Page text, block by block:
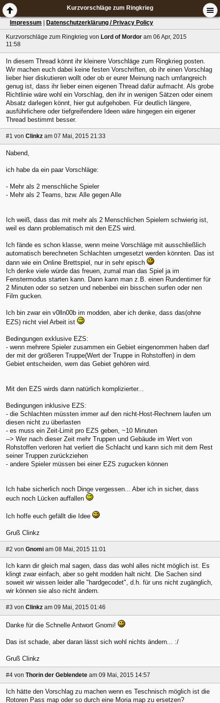
Kurzvorschläge zum Ringkrieg
Impressum Datenschutzerklärung / Privacy Policy
Kurzvorschläge zum Ringkrieg von Lord of Mordor am 06 Apr, 2015
11:58
In diesem Thread könnt ihr kleinere Vorschläge zum Ringkrieg posten.
Wir machen euch dabei keine festen Vorschriften, ob ihr einen Vorschlag
lieber hier diskutieren wollt oder ob er eurer Meinung nach umfangreich
genug ist, dass ihr lieber einen eigenen Thread dafür aufmacht. Als grobe
Richtlinie wäre wohl ein Vorschlag, den ihr in wenigen Sätzen oder einem
Absatz darlegen könnt, hier gut aufgehoben. Für deutlich längere,
ausführlichere oder tiefgreifendere Ideen wäre hingegen ein eigener
Thread bestimmt besser.
#1 von Clinkz am 07 Mai, 2015 21:33
Nabend,
ich habe da ein paar Vorschläge:
- Mehr als 2 menschliche Spieler
- Mehr als 2 Teams, bzw. Alle gegen Alle
Ich weiß, dass das mit mehr als 2 Menschlichen Spielern schwierig ist,
weil es dann problematisch mit den EZS wird.
Ich fände es schon klasse, wenn meine Vorschläge mit ausschließlich
automatisch berechneten Schlachten umgesetzt werden könnten. Das ist
dann wie ein Online Brettspiel, nur in sehr episch
Ich denke viele würde das freuen, zumal man das Spiel ja im
Fenstermodus starten kann. Dann kann man z.B. einen Rundentimer für
2 Minuten oder so setzen und nebenbei ein bisschen surfen oder nen
Film gucken.
Ich bin zwar ein v0lln00b im modden, aber ich denke, dass das(ohne
EZS) nicht viel Arbeit ist
Bedingungen exklusive EZS:
- wenn mehrere Spieler zusammen ein Gebiet eingenommen haben darf
der mit der größeren Truppe(Wert der Truppe in Rohstoffen) in dem
Gebiet entscheiden, wem das Gebiet gehören wird.
Mit den EZS wirds dann natürlich komplizierter...
Bedingungen inklusive EZS:
- die Schlachten müssten immer auf den nicht-Host-Rechnern laufen um
diesen nicht zu überlasten
- es muss ein Zeit-Limit pro EZS geben, ~10 Minuten
--> Wer nach dieser Zeit mehr Truppen und Gebäude im Wert von
Rohstoffen verloren hat verliert die Schlacht und kann sich mit dem Rest
seiner Truppen zurückziehen
- andere Spieler müssen bei einer EZS zugucken können
Ich habe sicherlich noch Dinge vergessen... Aber ich in sicher, dass
euch noch Lücken auffallen
Ich hoffe euch gefällt die Idee
Gruß Clinkz
#2 von Gnomi am 08 Mai, 2015 11:01
Ich kann dir gleich mal sagen, dass das wohl alles nicht möglich ist. Es
klingt zwar einfach, aber so geht modden halt nicht. Die Sachen sind
soweit wir wissen leider alle "hardgecodet", d.h. für uns nicht zugänglich,
wir können sie also nicht ändern.
#3 von Clinkz am 09 Mai, 2015 01:46
Danke für die Schnelle Antwort Gnomi!
Das ist schade, aber daran lässt sich wohl nichts ändern... :/
Gruß Clinkz
#4 von Thorin der Geblendete am 09 Mai, 2015 14:57
Ich hätte den Vorschlag zu machen wenn es Teschnisch möglich ist die
Rotoren Pass map oder so durch eine Moria map zu ersetzen?